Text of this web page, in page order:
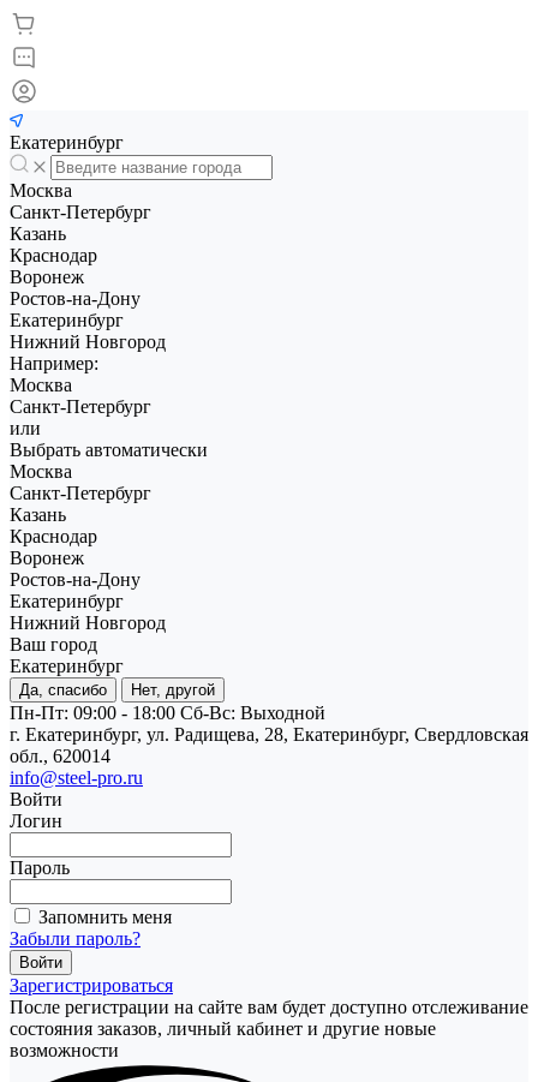
Екатеринбург
Москва
Санкт-Петербург
Казань
Краснодар
Воронеж
Ростов-на-Дону
Екатеринбург
Нижний Новгород
Например:
Москва
Санкт-Петербург
или
Выбрать автоматически
Москва
Санкт-Петербург
Казань
Краснодар
Воронеж
Ростов-на-Дону
Екатеринбург
Нижний Новгород
Ваш город
Екатеринбург
Да, спасибо Нет, другой
Пн-Пт: 09:00 - 18:00 Cб-Вс: Выходной
г. Екатеринбург, ул. Радищева, 28, Екатеринбург, Свердловская
обл., 620014
info@steel-pro.ru
Войти
Логин
Пароль
Запомнить меня
Забыли пароль?
Зарегистрироваться
После регистрации на сайте вам будет доступно отслеживание
состояния заказов, личный кабинет и другие новые
возможности